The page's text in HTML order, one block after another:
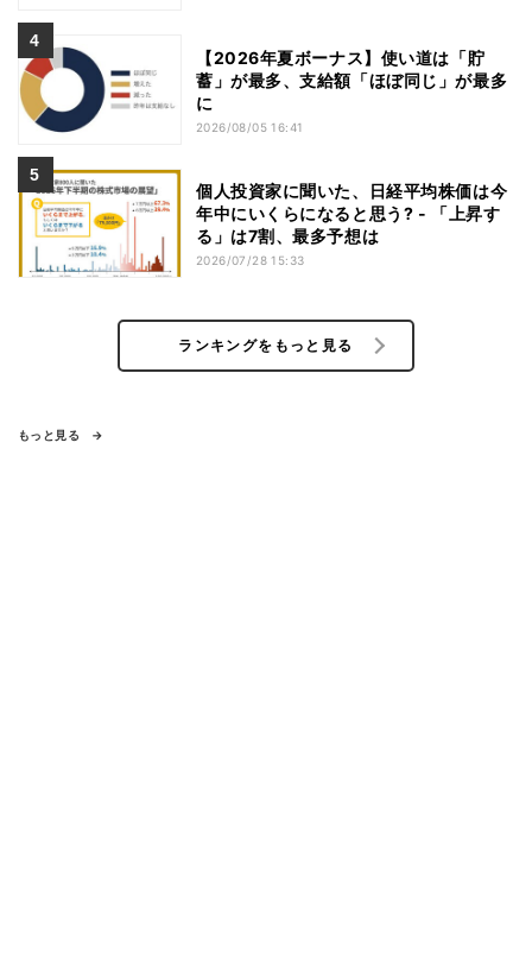
【2026年夏ボーナス】使い道は「貯
蓄」が最多、支給額「ほぼ同じ」が最多
に
2026/08/05 16:41
個人投資家に聞いた、日経平均株価は今
年中にいくらになると思う? - 「上昇す
る」は7割、最多予想は
2026/07/28 15:33
ランキングをもっと見る
もっと見る